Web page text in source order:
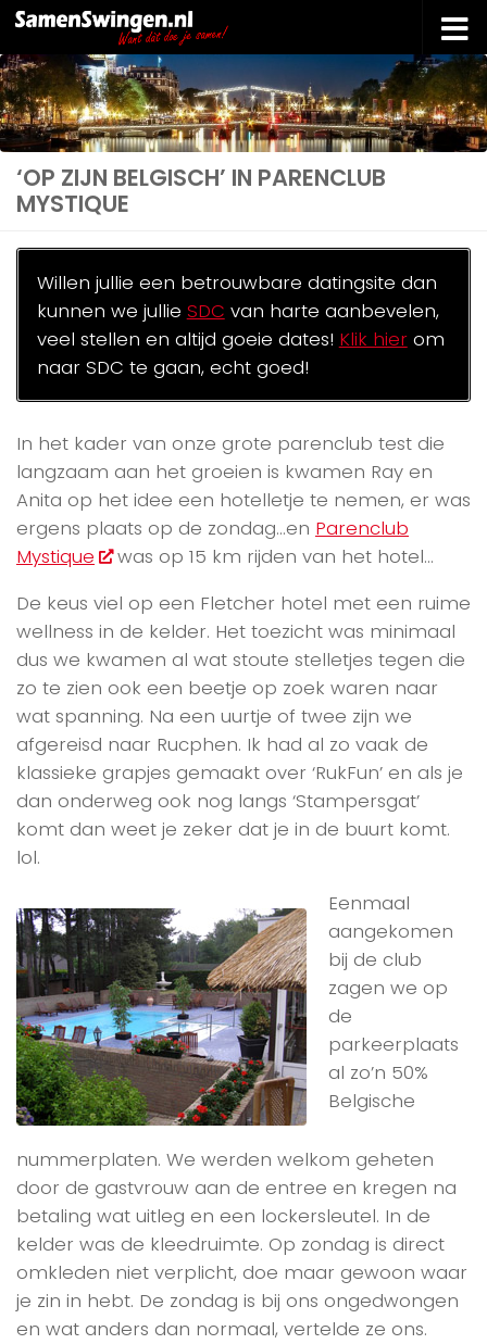
Doorgaan naar inhoud
‘OP ZIJN BELGISCH’ IN PARENCLUB
MYSTIQUE
Willen jullie een betrouwbare datingsite dan
kunnen we jullie SDC van harte aanbevelen,
veel stellen en altijd goeie dates! Klik hierom
naar SDC te gaan, echt goed!
In het kader van onze grote parenclub test die
langzaam aan het groeien is kwamen Ray en
Anita op het idee een hotelletje te nemen, er was
ergens plaats op de zondag…en Parenclub
Mystique
was op 15 km rijden van het hotel…
De keus viel op een Fletcher hotel met een ruime
wellness in de kelder. Het toezicht was minimaal
dus we kwamen al wat stoute stelletjes tegen die
zo te zien ook een beetje op zoek waren naar
wat spanning. Na een uurtje of twee zijn we
afgereisd naar Rucphen. Ik had al zo vaak de
klassieke grapjes gemaakt over ‘RukFun’ en als je
dan onderweg ook nog langs ‘Stampersgat’
komt dan weet je zeker dat je in de buurt komt.
lol.
Eenmaal
aangekomen
bij de club
zagen we op
de
parkeerplaats
al zo’n 50%
Belgische
nummerplaten. We werden welkom geheten
door de gastvrouw aan de entree en kregen na
betaling wat uitleg en een lockersleutel. In de
kelder was de kleedruimte. Op zondag is direct
omkleden niet verplicht, doe maar gewoon waar
je zin in hebt. De zondag is bij ons ongedwongen
en wat anders dan normaal, vertelde ze ons.